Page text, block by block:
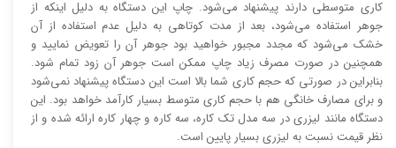
کاری متوسطی دارند پیشنهاد می‌شود. چاپ این دستگاه به دلیل اینکه از
جوهر استفاده می‌شود، بعد از مدت کوتاهی به دلیل عدم استفاده از آن
خشک می‌شود که مجدد مجبور خواهید بود جوهر آن را تعویض نمایید و
همچنین در صورت مصرف زیاد چاپ ممکن است جوهر آن زود تمام شود.
بنابراین در صورتی که حجم کاری شما بالا است این دستگاه پیشنهاد نمی‌شود
و برای مصارف خانگی هم با حجم کاری متوسط بسیار کارآمد خواهد بود. این
دستگاه مانند لیزری در سه مدل تک کاره، سه کاره و چهار کاره ارائه شده و از
نظر قیمت نسبت به لیزری بسیار پایین است.